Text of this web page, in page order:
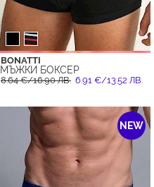
BONATTI
МЪЖКИ БОКСЕР
8.64 €/16.90 ЛВ. 6.91 €/13.52 ЛВ.
NEW